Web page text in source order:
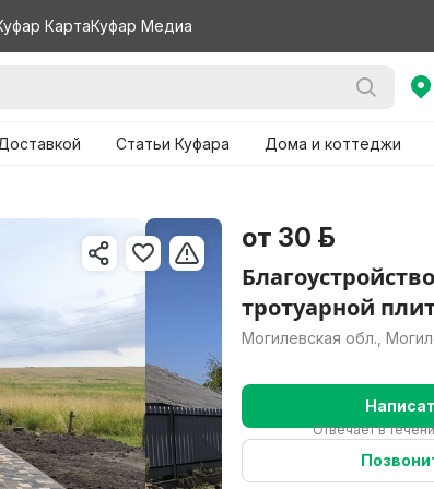
КартаКуфар Медиа
Статьи Куфара Дома и коттеджи
от 30 р.
тротуарной
Могилевская обл.,
Отвечает в